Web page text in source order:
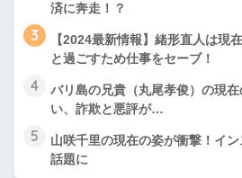
済に奔走！？
3
【2024最新情報】緒形直人は現
と過ごすため仕事をセーブ！
4
バリ島の兄貴（丸尾孝俊）の現
い、詐欺と悪評が…
5
山咲千里の現在の姿が衝撃！イ
話題に